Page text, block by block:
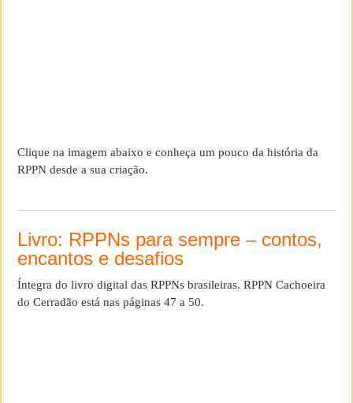
Clique na imagem abaixo e conheça um pouco da história da
RPPN desde a sua criação.
Livro: RPPNs para sempre – contos,
encantos e desafios
Íntegra do livro digital das RPPNs brasileiras. RPPN Cachoeira
do Cerradão está nas páginas 47 a 50.